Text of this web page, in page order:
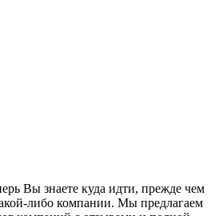
Вы знаете куда идти, прежде чем
либо компании. Мы предлагаем